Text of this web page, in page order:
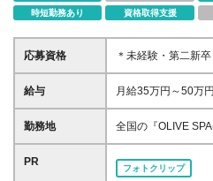
時短勤務あり
資格取得支援
応募資格
＊未経験・第二新
いう方も歓迎 ＊学歴不問 ＜このような
ます＞ ＊働きなが
に喜んでもらうこ
を身に付けたい方
給与
月給35万円～50万
します。 ※入社後3
の研修期間中は月
試用期間中は全額
勤務地
全国の『OLIVE
浜/名古屋/大阪/福岡
の上、双方納得のも
オートロック）完
PR
フォトクリップ